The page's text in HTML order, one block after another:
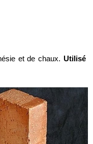
et de chaux. Utilisé